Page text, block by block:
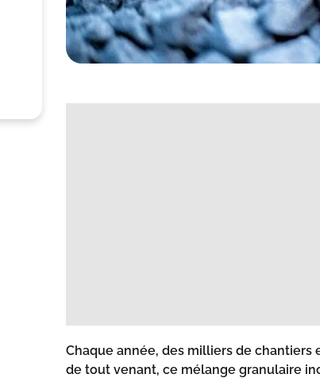
Chaque année, des milliers de
de tout venant, ce mélange granulaire